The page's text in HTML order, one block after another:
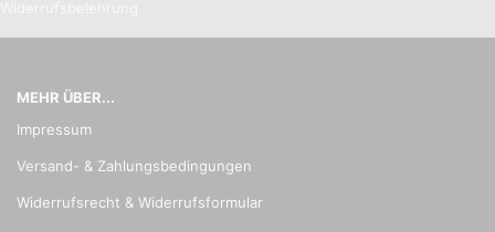
MEHR ÜBER...
Impressum
Versand- & Zahlungsbedingungen
Widerrufsrecht & Widerrufsformular